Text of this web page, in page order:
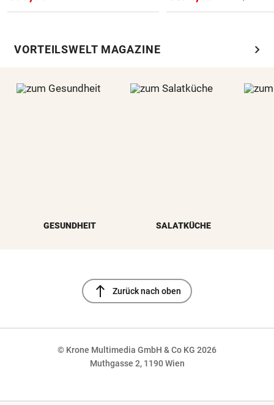
VORTEILSWELT MAGAZINE chevron_right
GESUNDHEIT SALATKÜCHE
north Zurück nach oben
© Krone Multimedia GmbH & Co KG 2026
Muthgasse 2, 1190 Wien